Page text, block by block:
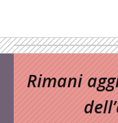
Rimani